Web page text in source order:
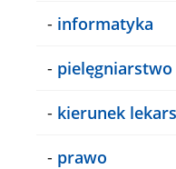
- informatyka
- pielęgniarstwo
- kierunek
- prawo